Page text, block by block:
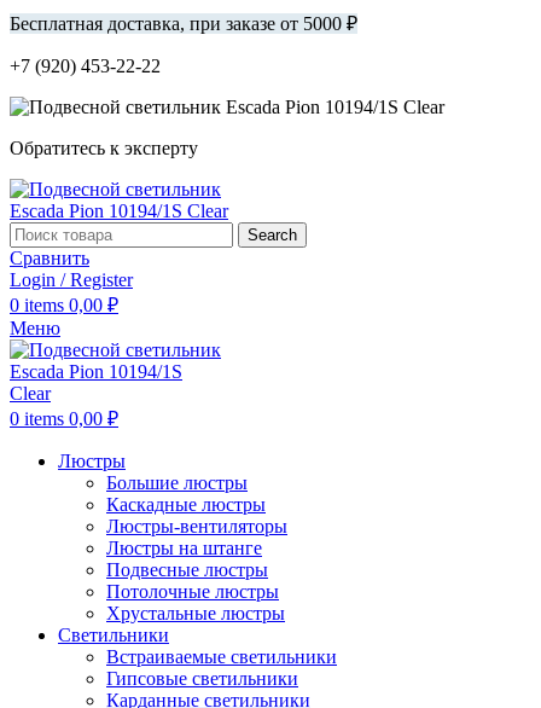
Бесплатная доставка, при заказе от 5000 ₽
+7 (920) 453-22-22
Обратитесь к эксперту
Search
Сравнить
Login / Register
0 items 0,00 ₽
Меню
0 items 0,00 ₽
Люстры
Большие люстры
Каскадные люстры
Люстры-вентиляторы
Люстры на штанге
Подвесные люстры
Потолочные люстры
Хрустальные люстры
Светильники
Встраиваемые светильники
Гипсовые светильники
Карданные светильники